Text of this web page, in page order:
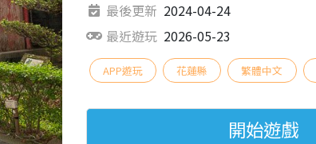
最後更新 2024-04-24
最近遊玩 2026-05-23
APP遊玩 花蓮縣 繁體中文
開始遊戲